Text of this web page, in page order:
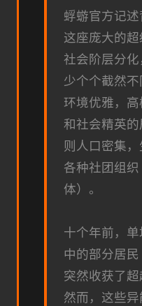
蜉蝣官方记述
这座庞大的
社会阶层分
少个个截然
环境优雅，
和社会精英
则人口密集
各种社团组
体）。
十个年前，
中的部分居民
突然收获了超
然而，这些